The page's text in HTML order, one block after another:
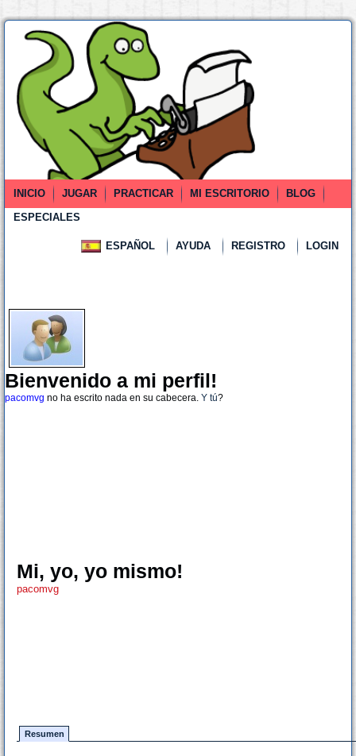
INICIO JUGAR PRACTICAR MI ESCRITORIO
BLOG
ESPECIALES
ESPAÑOL AYUDA REGISTRO LOGIN
Bienvenido a mi perfil!
pacomvg no ha escrito nada en su cabecera. Y tú?
Mi, yo, yo mismo!
pacomvg
Resumen